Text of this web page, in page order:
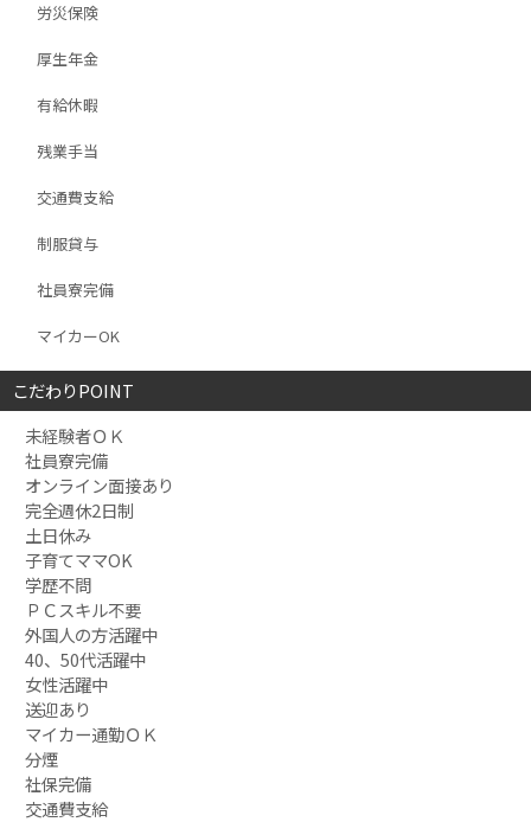
労災保険
厚生年金
有給休暇
残業手当
交通費支給
制服貸与
社員寮完備
マイカーOK
こだわりPOINT
未経験者ＯＫ
社員寮完備
オンライン面接あり
完全週休2日制
土日休み
子育てママOK
学歴不問
ＰＣスキル不要
外国人の方活躍中
40、50代活躍中
女性活躍中
送迎あり
マイカー通勤ＯＫ
分煙
社保完備
交通費支給